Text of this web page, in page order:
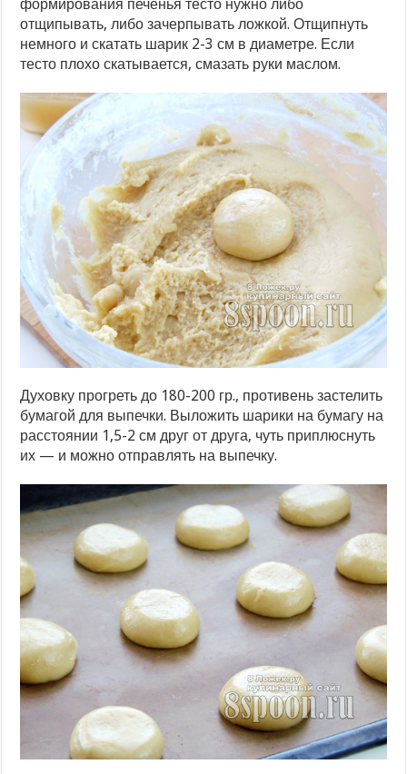
формирования печенья тесто нужно либо
отщипывать, либо зачерпывать ложкой. Отщипнуть
немного и скатать шарик 2-3 см в диаметре. Если
тесто плохо скатывается, смазать руки маслом.
Духовку прогреть до 180-200 гр., противень застелить
бумагой для выпечки. Выложить шарики на бумагу на
расстоянии 1,5-2 см друг от друга, чуть приплюснуть
их — и можно отправлять на выпечку.